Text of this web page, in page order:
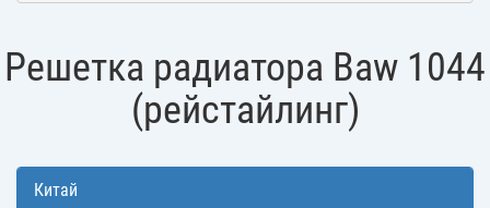
Решетка радиатора Baw 1044
(рейстайлинг)
Китай